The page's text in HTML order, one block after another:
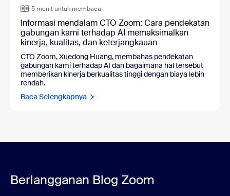
5 menit untuk membaca
Informasi mendalam CTO Zoom: Cara pendekatan
gabungan kami terhadap AI memaksimalkan
kinerja, kualitas, dan keterjangkauan
CTO Zoom, Xuedong Huang, membahas pendekatan
gabungan kami terhadap AI dan bagaimana hal tersebut
memberikan kinerja berkualitas tinggi dengan biaya lebih
rendah.
Baca Selengkapnya
Berlangganan Blog Zoom